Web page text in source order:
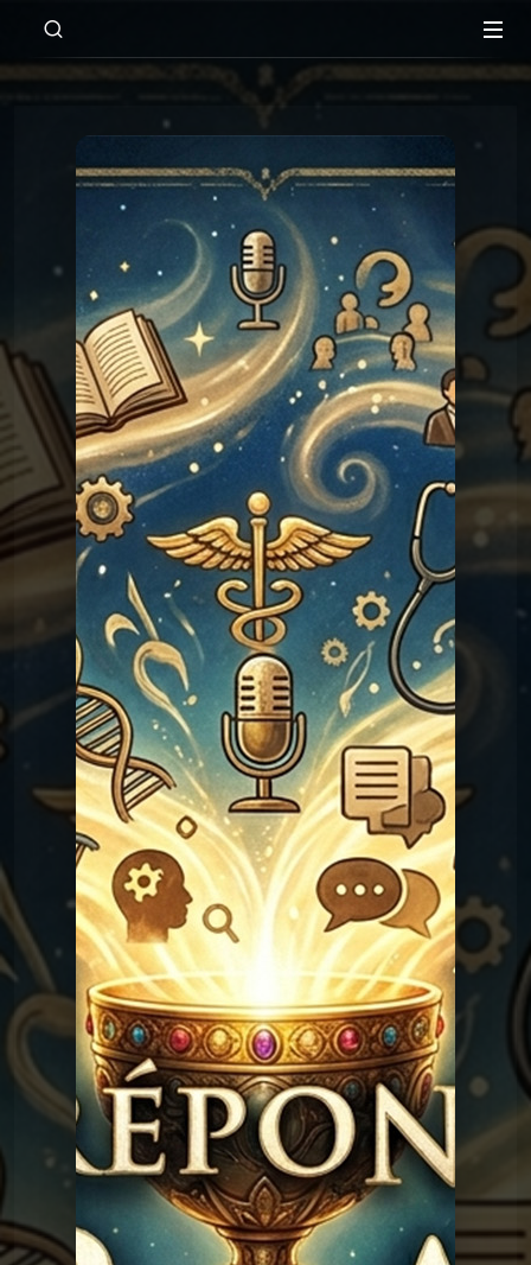
00:00
Les réponses du Graal
Graal 125 - Mousse de bière
Les réponses du
Graal
Graal 125 - Mousse de
Les réponses du
Graal
Graal 99 - Tromper
'légalement' ?
Les réponses du Graal Graal 98 - Adèle H ?
Les réponses du
Graal
Graal 97 - La croix de
prunier ?
Les réponses du
Graal
Graal 96 - Verlaine a-t-il tué
Rimbaud ?
Les réponses du
Graal
Graal 94 - Amour sans
sexe ?
Les réponses du
Graal
Graal 93 - Sodome et
Gomorrhe ?
Les réponses du
Graal
Graal 92 - Noé a-t-il
existé ?
Les réponses du
Graal
Graal 91 - Adam, Eve et le
Les réponses du
Graal 163 - La peur de